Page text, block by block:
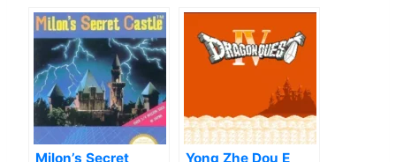
Milon’s Secret
Yong Zhe Dou E